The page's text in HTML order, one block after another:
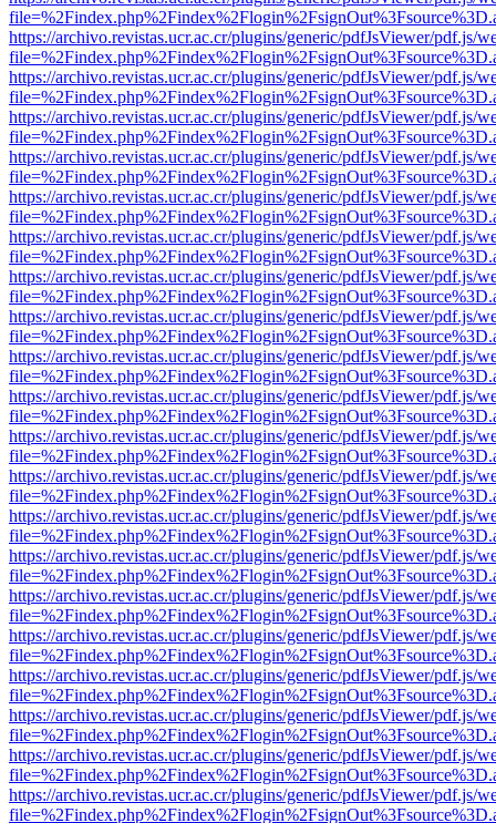
https://archivo.revistas.ucr.ac.cr/plugins/generic/pdfJsViewer/pdf.js/
https://archivo.revistas.ucr.ac.cr/plugins/generic/pdfJsViewer/pdf.js/
https://archivo.revistas.ucr.ac.cr/plugins/generic/pdfJsViewer/pdf.js/
https://archivo.revistas.ucr.ac.cr/plugins/generic/pdfJsViewer/pdf.js/
https://archivo.revistas.ucr.ac.cr/plugins/generic/pdfJsViewer/pdf.js/
https://archivo.revistas.ucr.ac.cr/plugins/generic/pdfJsViewer/pdf.js/
https://archivo.revistas.ucr.ac.cr/plugins/generic/pdfJsViewer/pdf.js/
https://archivo.revistas.ucr.ac.cr/plugins/generic/pdfJsViewer/pdf.js/
https://archivo.revistas.ucr.ac.cr/plugins/generic/pdfJsViewer/pdf.js/
https://archivo.revistas.ucr.ac.cr/plugins/generic/pdfJsViewer/pdf.js/
https://archivo.revistas.ucr.ac.cr/plugins/generic/pdfJsViewer/pdf.js/
https://archivo.revistas.ucr.ac.cr/plugins/generic/pdfJsViewer/pdf.js/
https://archivo.revistas.ucr.ac.cr/plugins/generic/pdfJsViewer/pdf.js/
https://archivo.revistas.ucr.ac.cr/plugins/generic/pdfJsViewer/pdf.js/
https://archivo.revistas.ucr.ac.cr/plugins/generic/pdfJsViewer/pdf.js/
https://archivo.revistas.ucr.ac.cr/plugins/generic/pdfJsViewer/pdf.js/
https://archivo.revistas.ucr.ac.cr/plugins/generic/pdfJsViewer/pdf.js/
https://archivo.revistas.ucr.ac.cr/plugins/generic/pdfJsViewer/pdf.js/
https://archivo.revistas.ucr.ac.cr/plugins/generic/pdfJsViewer/pdf.js/
https://archivo.revistas.ucr.ac.cr/plugins/generic/pdfJsViewer/pdf.js/